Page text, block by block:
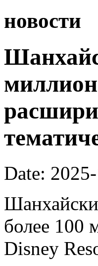
новости
Date:
более 100
Disney